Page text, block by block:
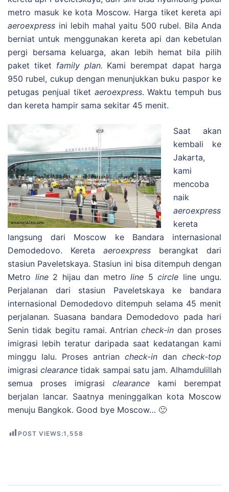
metro masuk ke kota Moscow. Harga tiket kereta api
aeroexpress ini lebih mahal yaitu 500 rubel. Bila Anda
berniat untuk menggunakan kereta api dan kebetulan
pergi bersama keluarga, akan lebih hemat bila pilih
paket tiket family plan. Kami berempat dapat harga
950 rubel, cukup dengan menunjukkan buku paspor ke
petugas penjual tiket aeroexpress. Waktu tempuh bus
dan kereta hampir sama sekitar 45 menit.
Saat akan
kembali ke
Jakarta,
kami
mencoba
naik
aeroexpress
kereta
langsung dari Moscow ke Bandara internasional
Demodedovo. Kereta aeroexpress berangkat dari
stasiun Paveletskaya. Stasiun ini bisa ditempuh dengan
Metro line2 hijau dan metro line 5 circle line ungu.
Perjalanan dari stasiun Paveletskaya ke bandara
internasional Demodedovo ditempuh selama 45 menit
perjalanan. Suasana bandara Demodedovo pada hari
Senin tidak begitu ramai. Antriancheck-in dan proses
imigrasi lebih teratur daripada saat kedatangan kami
minggu lalu. Proses antrian check-in dan check-top
imigrasiclearance tidak sampai satu jam. Alhamdulillah
semua proses imigrasiclearance kami berempat
berjalan lancar. Saatnya meninggalkan kota Moscow
menuju Bangkok. Good bye Moscow… 🙂
POST VIEWS:1,558